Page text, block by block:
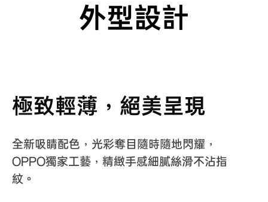
外型設計
極致輕薄，絕美呈現
全新吸睛配色，光彩奪目隨時隨地閃耀，
OPPO獨家工藝，精緻手感細膩絲滑不沾指
紋。